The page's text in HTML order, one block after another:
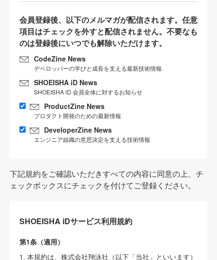
会員登録後、以下のメルマガが配信されます。任意
項目はチェックを外すと配信されません。不要なも
のは登録後にいつでも解除いただけます。
CodeZine News
デベロッパーの学びと成長を支える最新技術情報
SHOEISHA iD News
SHOEISHA iD 会員全体に対するお知らせ
ProductZine News
プロダクト開発のための最新情報
DeveloperZine News
エンジニア組織の意思決定を支える技術情報
下記規約をご確認いただきすべての内容に同意の上、チ
ェックボックスにチェックを付けてご登録ください。
SHOEISHA iDサービス利用規約
第1条（適用）
1. 本規約は、株式会社翔泳社（以下「当社」といいます）